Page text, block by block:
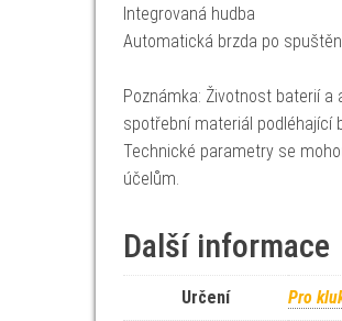
Integrovaná hudba
Automatická brzda po
Poznámka: Životnost baterií
spotřební materiál podléhající
Technické parametry se
účelům.
Další informace
Určení Pro